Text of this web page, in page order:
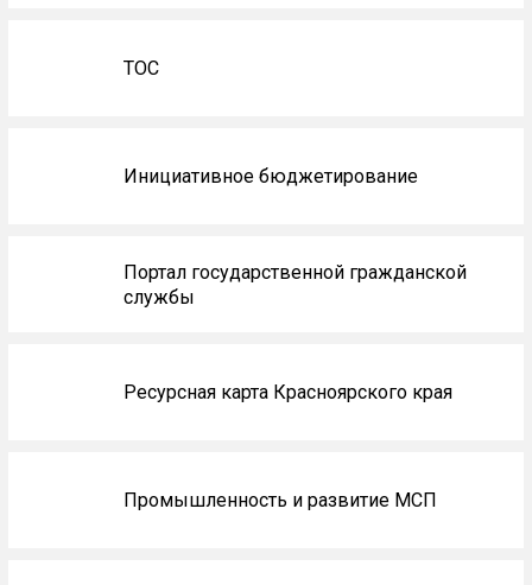
ТОС
Инициативное бюджетирование
Портал государственной гражданской
службы
Ресурсная карта Красноярского края
Промышленность и развитие МСП